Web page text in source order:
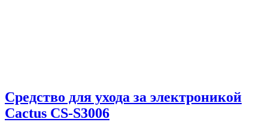
Средство для ухода за электроникой
Cactus CS-S3006